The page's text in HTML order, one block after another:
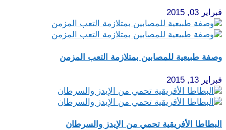
فبراير 03, 2015
وصفة طبيعية للمصابين بمتلازمة التعب المزمن
فبراير 13, 2015
البطاطا الأفريقية تحمي من الإيدز والسرطان